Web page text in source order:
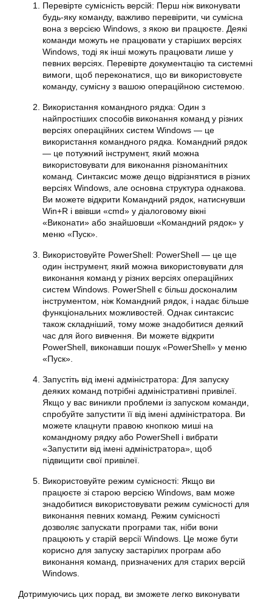
Перевірте сумісність версій: Перш ніж виконувати
будь-яку команду, важливо перевірити, чи сумісна
вона з версією Windows, з якою ви працюєте. Деякі
команди можуть не працювати у старіших версіях
Windows, тоді як інші можуть працювати лише у
певних версіях. Перевірте документацію та системні
вимоги, щоб переконатися, що ви використовуєте
команду, сумісну з вашою операційною системою.
Використання командного рядка: Один з
найпростіших способів виконання команд у різних
версіях операційних систем Windows — це
використання командного рядка. Командний рядок
— це потужний інструмент, який можна
використовувати для виконання різноманітних
команд. Синтаксис може дещо відрізнятися в різних
версіях Windows, але основна структура однакова.
Ви можете відкрити Командний рядок, натиснувши
Win+R і ввівши «cmd» у діалоговому вікні
«Виконати» або знайшовши «Командний рядок» у
меню «Пуск».
Використовуйте PowerShell: PowerShell — це ще
один інструмент, який можна використовувати для
виконання команд у різних версіях операційних
систем Windows. PowerShell є більш досконалим
інструментом, ніж Командний рядок, і надає більше
функціональних можливостей. Однак синтаксис
також складніший, тому може знадобитися деякий
час для його вивчення. Ви можете відкрити
PowerShell, виконавши пошук «PowerShell» у меню
«Пуск».
Запустіть від імені адміністратора: Для запуску
деяких команд потрібні адміністративні привілеї.
Якщо у вас виникли проблеми із запуском команди,
спробуйте запустити її від імені адміністратора. Ви
можете клацнути правою кнопкою миші на
командному рядку або PowerShell і вибрати
«Запустити від імені адміністратора», щоб
підвищити свої привілеї.
Використовуйте режим сумісності: Якщо ви
працюєте зі старою версією Windows, вам може
знадобитися використовувати режим сумісності для
виконання певних команд. Режим сумісності
дозволяє запускати програми так, ніби вони
працюють у старій версії Windows. Це може бути
корисно для запуску застарілих програм або
виконання команд, призначених для старих версій
Windows.
Дотримуючись цих порад, ви зможете легко виконувати